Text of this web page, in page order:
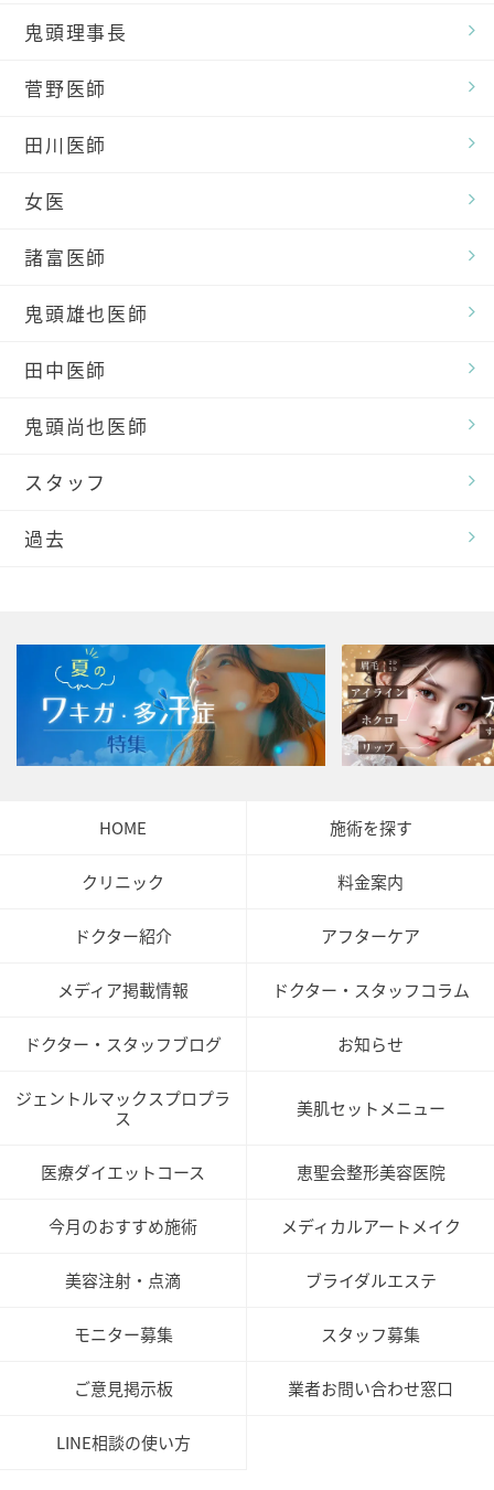
鬼頭理事長
菅野医師
田川医師
女医
諸富医師
鬼頭雄也医師
田中医師
鬼頭尚也医師
スタッフ
過去
HOME 施術を探す
クリニック 料金案内
ドクター紹介 アフターケア
メディア掲載情報 ドクター・スタッフコラム
ドクター・スタッフブログ お知らせ
ジェントルマックスプロプラ
ス
美肌セットメニュー
医療ダイエットコース 恵聖会整形美容医院
今月のおすすめ施術 メディカルアートメイク
美容注射・点滴 ブライダルエステ
モニター募集 スタッフ募集
ご意見掲示板 業者お問い合わせ窓口
LINE相談の使い方